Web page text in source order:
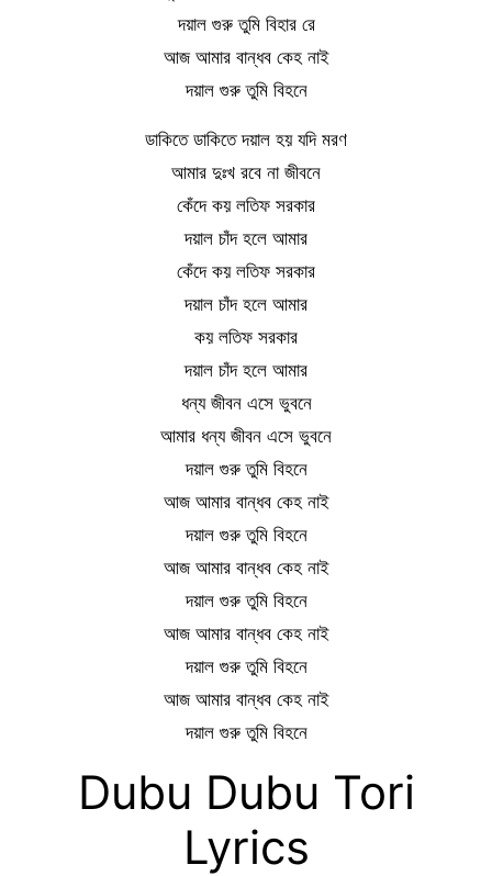
দয়াল গুরু তুমি বিহার রে
আজ আমার বান্ধব কেহ নাই
দয়াল গুরু তুমি বিহনে
ডাকিতে ডাকিতে দয়াল হয় যদি মরণ
আমার দুঃখ রবে না জীবনে
কেঁদে কয় লতিফ সরকার
দয়াল চাঁদ হলে আমার
কেঁদে কয় লতিফ সরকার
দয়াল চাঁদ হলে আমার
কয় লতিফ সরকার
দয়াল চাঁদ হলে আমার
ধন্য জীবন এসে ভুবনে
আমার ধন্য জীবন এসে ভুবনে
দয়াল গুরু তুমি বিহনে
আজ আমার বান্ধব কেহ নাই
দয়াল গুরু তুমি বিহনে
আজ আমার বান্ধব কেহ নাই
দয়াল গুরু তুমি বিহনে
আজ আমার বান্ধব কেহ নাই
দয়াল গুরু তুমি বিহনে
আজ আমার বান্ধব কেহ নাই
দয়াল গুরু তুমি বিহনে
Dubu Dubu Tori
Lyrics